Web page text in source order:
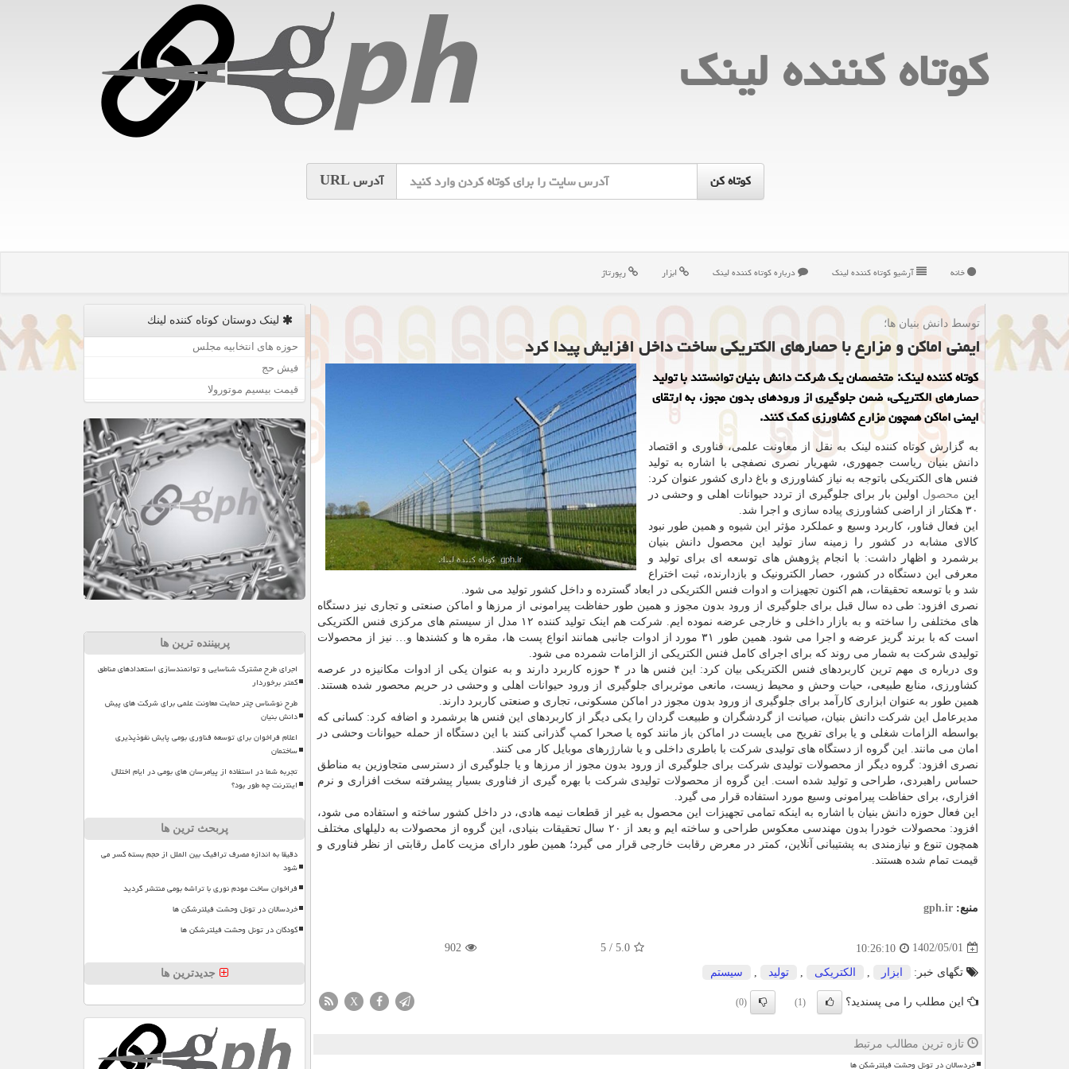
كوتاه كننده لینك
آدرسURL
خانه آرشیو كوتاه كننده لینك درباره كوتاه كننده لینك ابزار رپورتاژ
توسط دانش بنیان ها؛
ایمنی اماکن و مزارع با حصارهای الکتریکی ساخت داخل افزایش پیدا کرد
کوتاه کننده لینک: متخصصان یک شرکت دانش بنیان توانستند با تولید
حصارهای الکتریکی، ضمن جلوگیری از ورودهای بدون مجوز، به ارتقای
ایمنی اماکن همچون مزارع کشاورزی کمک کنند.
به گزارش کوتاه کننده لینک به نقل از معاونت علمی، فناوری و اقتصاد
دانش بنیان ریاست جمهوری، شهریار نصری نصفچی با اشاره به تولید
فنس های الکتریکی باتوجه به نیاز کشاورزی و باغ داری کشور عنوان کرد:
این محصول اولین بار برای جلوگیری از تردد حیوانات اهلی و وحشی در
۳۰ هکتار از اراضی کشاورزی پیاده سازی و اجرا شد.
این فعال فناور، کاربرد وسیع و عملکرد مؤثر این شیوه و همین طور نبود
کالای مشابه در کشور را زمینه ساز تولید این محصول دانش بنیان
برشمرد و اظهار داشت: با انجام پژوهش های توسعه ای برای تولید و
معرفی این دستگاه در کشور، حصار الکترونیک و بازدارنده، ثبت اختراع
شد و با توسعه تحقیقات، هم اکنون تجهیزات و ادوات فنس الکتریکی در ابعاد گسترده و داخل کشور تولید می شود.
نصری افزود: طی ده سال قبل برای جلوگیری از ورود بدون مجوز و همین طور حفاظت پیرامونی از مرزها و اماکن صنعتی و تجاری نیز دستگاه
های مختلفی را ساخته و به بازار داخلی و خارجی عرضه نموده ایم. شرکت هم اینک تولید کننده ۱۲ مدل از سیستم های مرکزی فنس الکتریکی
است که با برند گریز عرضه و اجرا می شود. همین طور ۳۱ مورد از ادوات جانبی همانند انواع پست ها، مقره ها و کشندها و… نیز از محصولات
تولیدی شرکت به شمار می روند که برای اجرای کامل فنس الکتریکی از الزامات شمرده می شود.
وی درباره ی مهم ترین کاربردهای فنس الکتریکی بیان کرد: این فنس ها در ۴ حوزه کاربرد دارند و به عنوان یکی از ادوات مکانیزه در عرصه
کشاورزی، منابع طبیعی، حیات وحش و محیط زیست، مانعی موثربرای جلوگیری از ورود حیوانات اهلی و وحشی در حریم محصور شده هستند.
همین طور به عنوان ابزاری کارآمد برای جلوگیری از ورود بدون مجوز در اماکن مسکونی، تجاری و صنعتی کاربرد دارند.
مدیرعامل این شرکت دانش بنیان، صیانت از گردشگران و طبیعت گردان را یکی دیگر از کاربردهای این فنس ها برشمرد و اضافه کرد: کسانی که
بواسطه الزامات شغلی و یا برای تفریح می بایست در اماکن باز مانند کوه یا صحرا کمپ گذرانی کنند با این دستگاه از حمله حیوانات وحشی در
امان می مانند. این گروه از دستگاه های تولیدی شرکت با باطری داخلی و یا شارژرهای موبایل کار می کنند.
نصری افزود: گروه دیگر از محصولات تولیدی شرکت برای جلوگیری از ورود بدون مجوز از مرزها و یا جلوگیری از دسترسی متجاوزین به مناطق
حساس راهبردی، طراحی و تولید شده است. این گروه از محصولات تولیدی شرکت با بهره گیری از فناوری بسیار پیشرفته سخت افزاری و نرم
افزاری، برای حفاظت پیرامونی وسیع مورد استفاده قرار می گیرد.
این فعال حوزه دانش بنیان با اشاره به اینکه تمامی تجهیزات این محصول به غیر از قطعات نیمه هادی، در داخل کشور ساخته و استفاده می شود،
افزود: محصولات خودرا بدون مهندسی معکوس طراحی و ساخته ایم و بعد از ۲۰ سال تحقیقات بنیادی، این گروه از محصولات به دلیلهای مختلف
همچون تنوع و نیازمندی به پشتیبانی آنلاین، کمتر در معرض رقابت خارجی قرار می گیرد؛ همین طور دارای مزیت کامل رقابتی از نظر فناوری و
قیمت تمام شده هستند.
منبع: gph.ir
1402/05/01
10:26:10
5.0
/
5
902
تگهای خبر: ابزار الكتریكی تولید سیستم
این مطلب را می پسندید؟ (1)
(0)
X
تازه ترین مطالب مرتبط
خردسالان در تونل وحشت فیلترشکن ها
لینک دوستان كوتاه كننده لینك
حوزه های انتخابیه مجلس
فیش حج
قیمت بیسیم موتورولا
پربیننده ترین ها
اجرای طرح مشترک شناسایی و توانمندسازی استعدادهای مناطق
کمتر برخوردار
طرح نوشناس چتر حمایت معاونت علمی برای شرکت های پیش
دانش بنیان
اعلام فراخوان برای توسعه فناوری بومی پایش نفوذپذیری
ساختمان
تجربه شما در استفاده از پیامرسان های بومی در ایام اختلال
اینترنت چه طور بود؟
پربحث ترین ها
دقیقا به اندازه مصرف ترافیک بین الملل از حجم بسته کسر می
شود
فراخوان ساخت مودم نوری با تراشه بومی منتشر گردید
خردسالان در تونل وحشت فیلترشکن ها
کودکان در تونل وحشت فیلترشکن ها
جدیدترین ها